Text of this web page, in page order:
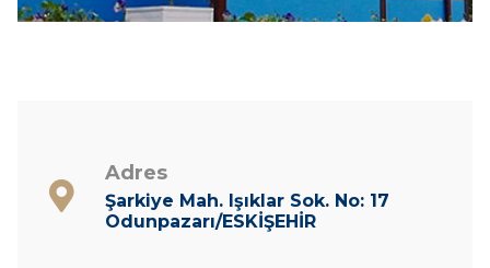
Adres
Şarkiye Mah. Işıklar Sok. No: 17
Odunpazarı/ESKİŞEHİR